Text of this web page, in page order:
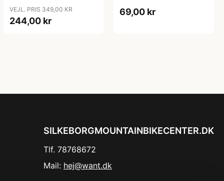
VEJL. PRIS 349,00 KR
244,00 kr
69,00 kr
SILKEBORGMOUNTAINBIKECENTER.DK
Tlf. 78768672
Mail: hej@want.dk